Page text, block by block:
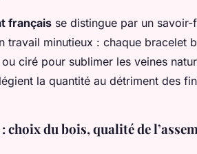
français se distingue par un
travail minutieux : chaque bracelet
ciré pour sublimer les veines
la quantité au détriment des
choix du bois, qualité de